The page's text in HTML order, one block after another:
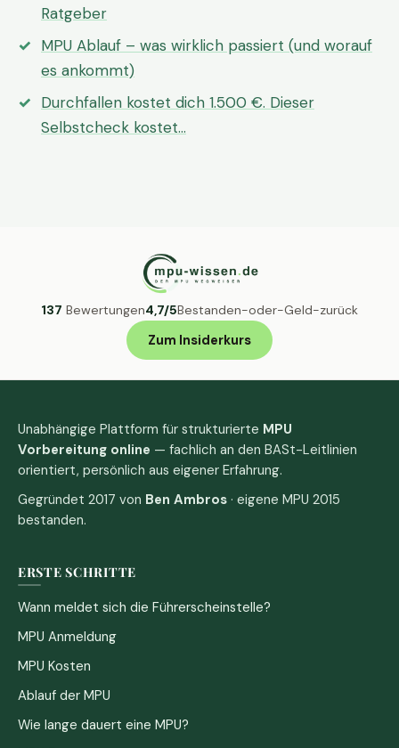
Ratgeber
MPU Ablauf – was wirklich passiert (und worauf
es ankommt)
Durchfallen kostet dich 1.500 €. Dieser
Selbstcheck kostet…
137 Bewertungen4,7/5Bestanden-oder-Geld-zurück
Zum Insiderkurs
Unabhängige Plattform für strukturierte MPU
Vorbereitung online — fachlich an den BASt-Leitlinien
orientiert, persönlich aus eigener Erfahrung.
Gegründet 2017 von Ben Ambros · eigene MPU 2015
bestanden.
ERSTE SCHRITTE
Wann meldet sich die Führerscheinstelle?
MPU Anmeldung
MPU Kosten
Ablauf der MPU
Wie lange dauert eine MPU?